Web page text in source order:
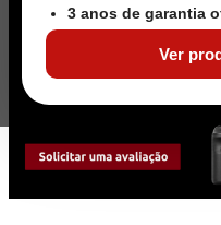
3 anos de garantia
Ver